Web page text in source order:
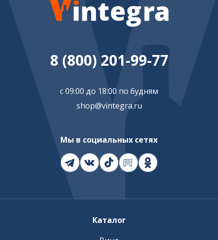
8 (800) 201-99-77
с 09:00 до 18:00 по будням
shop@vintegra.ru
Мы в социальных сетях
Каталог